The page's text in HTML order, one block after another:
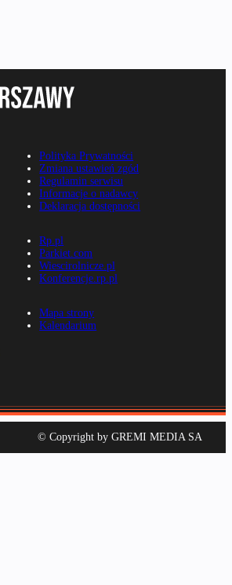
Polityka Prywatności
Zmiana ustawień zgód
Regulamin serwisu
Informacje o nadawcy
Deklaracja dostępności
Rp.pl
Parkiet.com
Wiescirolnicze.pl
Konferencje.rp.pl
Mapa strony
Kalendarium
© Copyright by GREMI MEDIA SA